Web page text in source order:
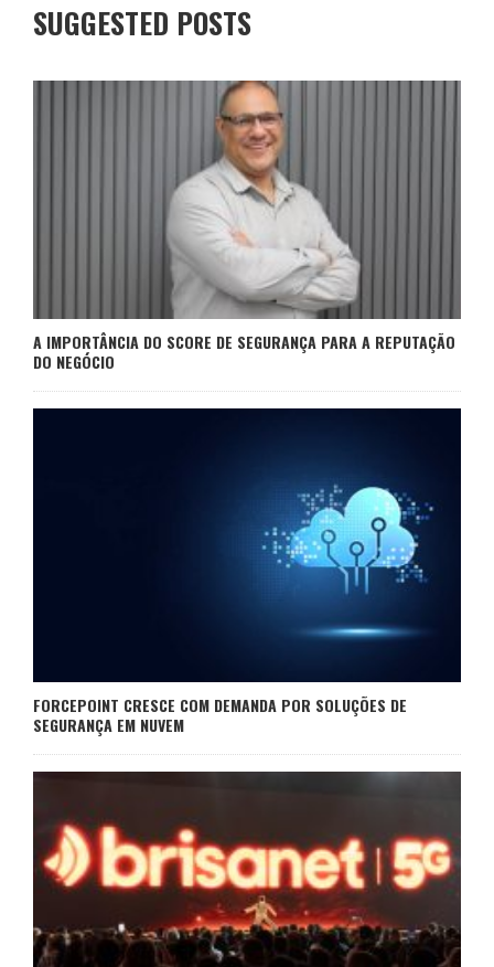
SUGGESTED POSTS
A IMPORTÂNCIA DO SCORE DE SEGURANÇA PARA A REPUTAÇÃO
DO NEGÓCIO
FORCEPOINT CRESCE COM DEMANDA POR SOLUÇÕES DE
SEGURANÇA EM NUVEM